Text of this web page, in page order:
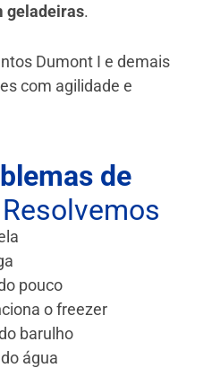
geladeiras.
Dumont I e demais
com agilidade e
de
pouco
o freezer
barulho
água